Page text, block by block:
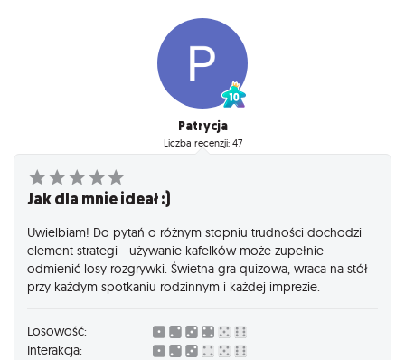
Patrycja
Liczba recenzji: 47
Jak dla mnie ideał :)
Uwielbiam! Do pytań o różnym stopniu trudności dochodzi
element strategi - używanie kafelków może zupełnie
odmienić losy rozgrywki. Świetna gra quizowa, wraca na stół
przy każdym spotkaniu rodzinnym i każdej imprezie.
Losowość:
Interakcja: